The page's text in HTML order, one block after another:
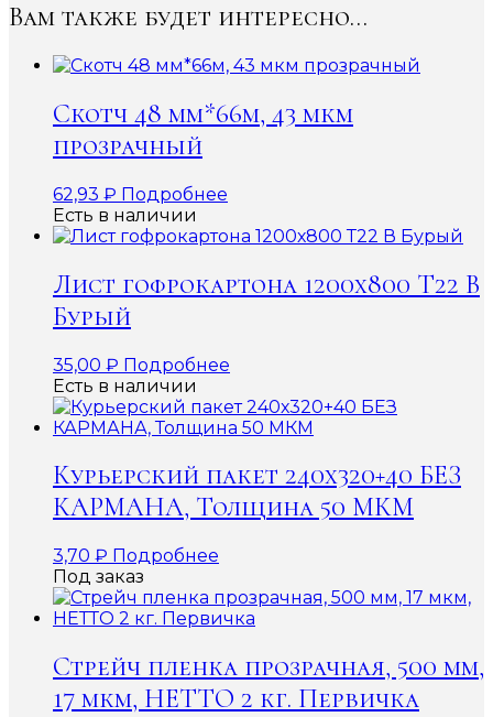
Вам также будет интересно…
Скотч 48 мм*66м, 43 мкм
прозрачный
62,93 ₽ Подробнее
Есть в наличии
Лист гофрокартона 1200х800 Т22 В
Бурый
35,00 ₽ Подробнее
Есть в наличии
Курьерский пакет 240х320+40 БЕЗ
КАРМАНА, Толщина 50 МКМ
3,70 ₽ Подробнее
Под заказ
Стрейч пленка прозрачная, 500 мм,
17 мкм, НЕТТО 2 кг. Первичка